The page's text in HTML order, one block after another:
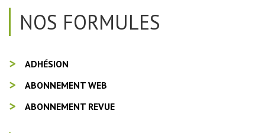
NOS FORMULES
ADHÉSION
ABONNEMENT WEB
ABONNEMENT REVUE